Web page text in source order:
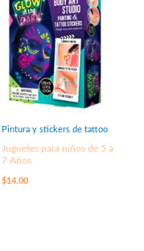
Pintura y stickers de tattoo
Juguetes para niños de 5 a
7 Años
$14.00